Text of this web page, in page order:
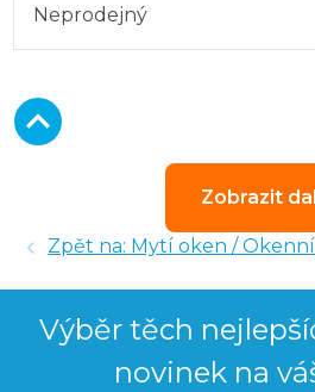
Neprodejný
Zobrazit
Zpět na: Mytí oken /
Výběr těch
novinek na